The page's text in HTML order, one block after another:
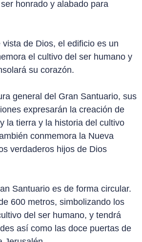
honrado y alabado para
de Dios, el edificio es un
el cultivo del ser humano y
su corazón.
general del Gran Santuario, sus
expresarán la creación de
la tierra y la historia del cultivo
conmemora la Nueva
verdaderos hijos de Dios
Santuario es de forma circular.
600 metros, simbolizando los
del ser humano, y tendrá
así como las doce puertas de